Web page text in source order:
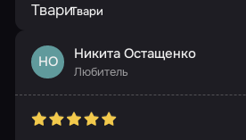
Твари
НО Никита Остащенко
Любитель